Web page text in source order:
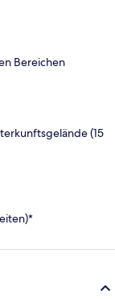
Bereichen
(15